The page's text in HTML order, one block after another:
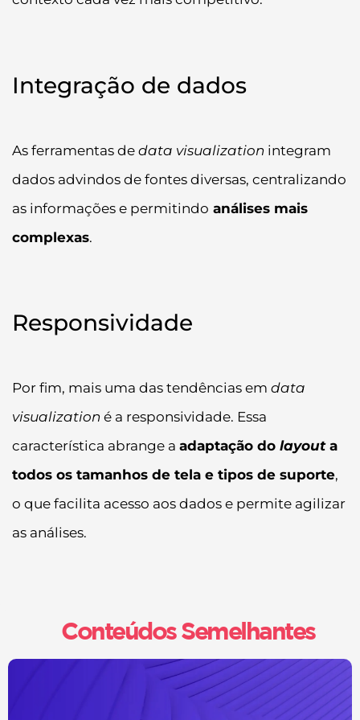
Integração de dados
As ferramentas de data visualization integram
dados advindos de fontes diversas, centralizando
as informações e permitindo análises mais
complexas.
Responsividade
Por fim, mais uma das tendências em data
visualization é a responsividade. Essa
característica abrange a adaptação do layouta
todos os tamanhos de tela e tipos de suporte,
o que facilita acesso aos dados e permite agilizar
as análises.
Conteúdos Semelhantes